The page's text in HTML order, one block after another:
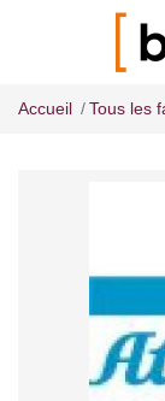
Accueil Tous les